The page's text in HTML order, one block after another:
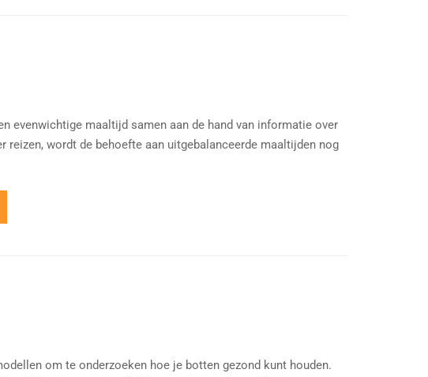
evenwichtige maaltijd samen aan de hand van informatie over
reizen, wordt de behoefte aan uitgebalanceerde maaltijden nog
om te onderzoeken hoe je botten gezond kunt houden.